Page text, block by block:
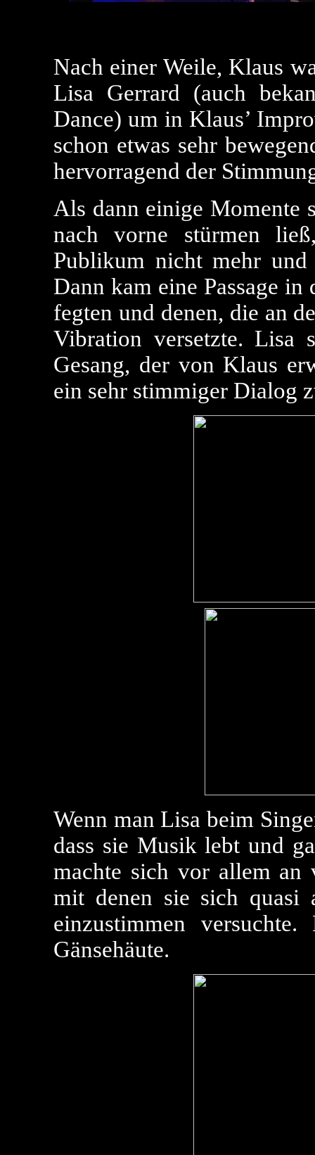
Nach einer Weile, Klaus
Lisa Gerrard (auch
Dance) um in Klaus’
schon etwas sehr
hervorragend der
Als dann einige Momente
nach vorne stürmen
Publikum nicht mehr
Dann kam eine Passage
fegten und denen, die an
Vibration versetzte. Lisa
Gesang, der von Klaus
ein sehr stimmiger Dialog
Wenn man Lisa beim
dass sie Musik lebt und
machte sich vor allem an
mit denen sie sich quasi
einzustimmen
Gänsehäute.